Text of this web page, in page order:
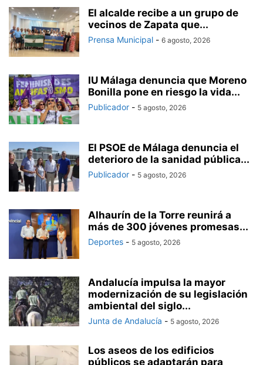
El alcalde recibe a un grupo de
vecinos de Zapata que...
Prensa Municipal - 6 agosto, 2026
IU Málaga denuncia que Moreno
Bonilla pone en riesgo la vida...
Publicador - 5 agosto, 2026
El PSOE de Málaga denuncia el
deterioro de la sanidad pública...
Publicador - 5 agosto, 2026
Alhaurín de la Torre reunirá a
más de 300 jóvenes promesas...
Deportes - 5 agosto, 2026
Andalucía impulsa la mayor
modernización de su legislación
ambiental del siglo...
Junta de Andalucía - 5 agosto, 2026
Los aseos de los edificios
públicos se adaptarán para